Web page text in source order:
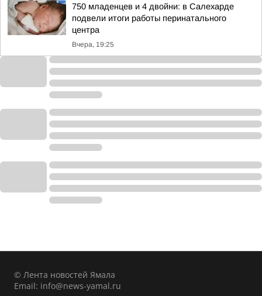
750 младенцев и 4 двойни: в Салехарде
подвели итоги работы перинатального
центра
Вчера, 19:25
© Лента новостей Ямала
Email: info@news-yamal.ru